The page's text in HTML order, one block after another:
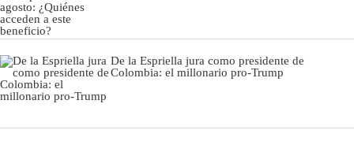
De la Espriella jura como presidente de
Colombia: el millonario pro-Trump